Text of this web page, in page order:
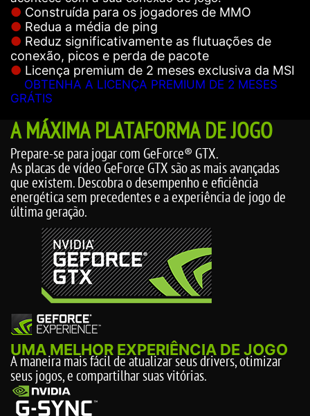
Construída para os jogadores de MMO
Redua a média de ping
Reduz significativamente as flutuações de
conexão, picos e perda de pacote
Licença premium de 2 meses exclusiva da MSI
OBTENHA A LICENÇA PREMIUM DE 2 MESES
GRÁTIS
A MÁXIMA PLATAFORMA DE JOGO
Prepare-se para jogar com GeForce® GTX.
As placas de vídeo GeForce GTX são as mais avançadas
que existem. Descobra o desempenho e eficiência
energética sem precedentes e a experiência de jogo de
última geração.
UMA MELHOR EXPERIÊNCIA DE JOGO
A maneira mais fácil de atualizar seus drivers, otimizar
seus jogos, e compartilhar suas vitórias.